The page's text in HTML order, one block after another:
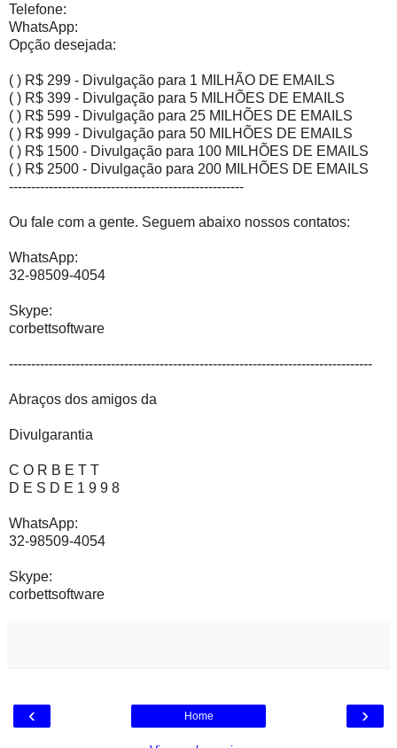
Telefone:
WhatsApp:
Opção desejada:
( ) R$ 299 - Divulgação para 1 MILHÃO DE EMAILS
( ) R$ 399 - Divulgação para 5 MILHÕES DE EMAILS
( ) R$ 599 - Divulgação para 25 MILHÕES DE EMAILS
( ) R$ 999 - Divulgação para 50 MILHÕES DE EMAILS
( ) R$ 1500 - Divulgação para 100 MILHÕES DE EMAILS
( ) R$ 2500 - Divulgação para 200 MILHÕES DE EMAILS
-----------------------------------------------------
Ou fale com a gente. Seguem abaixo nossos contatos:
WhatsApp:
32-98509-4054
Skype:
corbettsoftware
----------------------------------------------------------------------------------
Abraços dos amigos da
Divulgarantia
C O R B E T T
D E S D E 1 9 9 8
WhatsApp:
32-98509-4054
Skype:
corbettsoftware
‹ ›
Home